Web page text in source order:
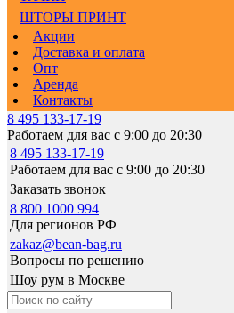
ШТОРЫ ПРИНТ
Акции
Доставка и оплата
Опт
Аренда
Контакты
8 495 133-17-19
Работаем для вас с 9:00 до 20:30
8 495 133-17-19
Работаем для вас с 9:00 до 20:30
Заказать звонок
8 800 1000 994
Для регионов РФ
zakaz@bean-bag.ru
Вопросы по решению
Шоу рум в Москве